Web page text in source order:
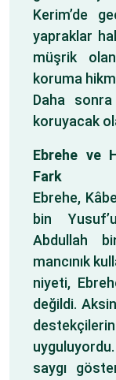
Kerim’de
yapraklar
müşrik
koruma
Daha
koruyacak
Ebrehe ve
Fark
Ebrehe,
bin
Abdullah
mancınık
niyeti,
değildi.
saygı